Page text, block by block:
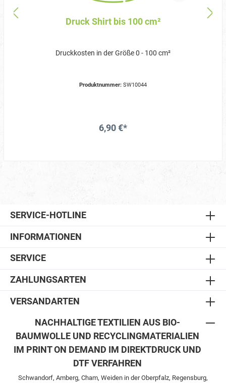
Druck Shirt bis 100 cm²
Druckkosten in der Größe 0 - 100 cm²
Produktnummer: SW10044
6,90 €*
SERVICE-HOTLINE
INFORMATIONEN
SERVICE
ZAHLUNGSARTEN
VERSANDARTEN
NACHHALTIGE TEXTILIEN AUS BIO-
BAUMWOLLE UND RECYCLINGMATERIALIEN
IM PRINT ON DEMAND IM DIREKTDRUCK UND
DTF VERFAHREN
Schwandorf, Amberg, Cham, Weiden in der Oberpfalz, Regensburg,